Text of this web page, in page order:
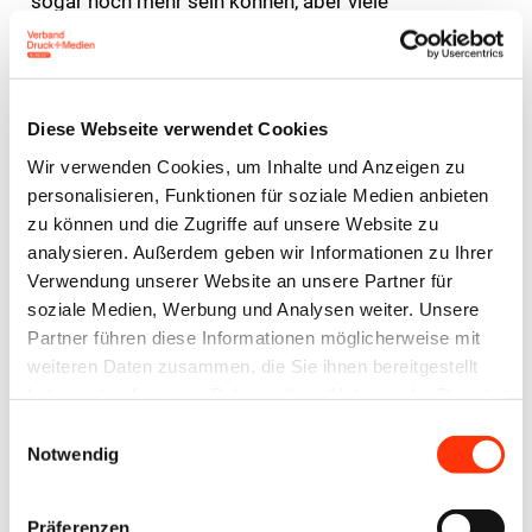
Diese Webseite verwendet Cookies
Wir verwenden Cookies, um Inhalte und Anzeigen zu
personalisieren, Funktionen für soziale Medien anbieten
zu können und die Zugriffe auf unsere Website zu
analysieren. Außerdem geben wir Informationen zu Ihrer
Verwendung unserer Website an unsere Partner für
soziale Medien, Werbung und Analysen weiter. Unsere
Partner führen diese Informationen möglicherweise mit
weiteren Daten zusammen, die Sie ihnen bereitgestellt
Notwendig
Präferenzen
Unternehmen haben trotz des Einsatzes
ihre angebotenen Ausbildungsplätze erhalten. Ein
Drittel der an der Umfrage beteiligten Unternehmen
konnten keine oder nicht alle angebotenen
Ausbildungsplätze besetzen. Bei der Betrachtung
der einzelnen Ausbildungsberufe ist nur bei den
Mediengestaltern Digital und Print sowie den
kaufmännischen Berufen die Quote bei den
Ausbildungsplätze vakant.
Nach ersten Rückmeldungen der Berufsschulen ist